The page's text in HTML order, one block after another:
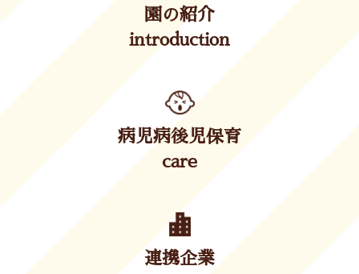
園の紹介
introduction
病児病後児保育
care
連携企業